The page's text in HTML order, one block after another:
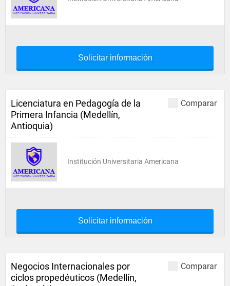
Solicitar información
Comparar
Licenciatura en Pedagogía de la
Primera Infancia (Medellín,
Antioquia)
Institución Universitaria Americana
Solicitar información
Comparar
Negocios Internacionales por
ciclos propedéuticos (Medellín,